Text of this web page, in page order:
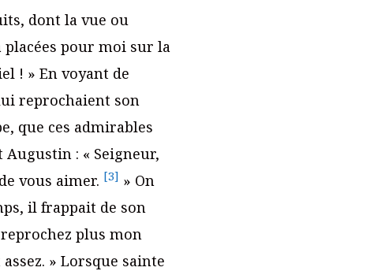
dont la vue ou
placées pour moi sur la
! » En voyant de
reprochaient son
que ces admirables
: « Seigneur,
vous aimer. [3] » On
il frappait de son
plus mon
» Lorsque sainte